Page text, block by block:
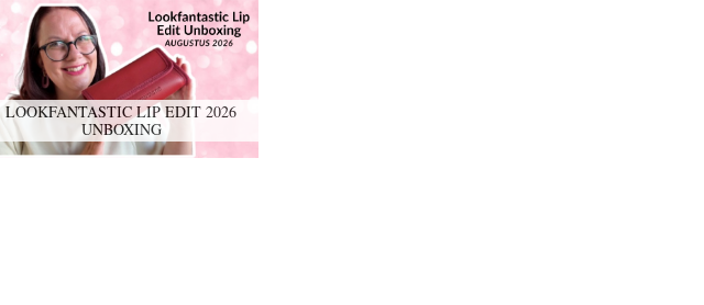
LOOKFANTASTIC LIP EDIT 2026
UNBOXING